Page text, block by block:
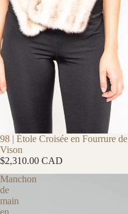
98 | Étole Croisée en Fourrure de
Vison
$2,310.00 CAD
Manchon
de
main